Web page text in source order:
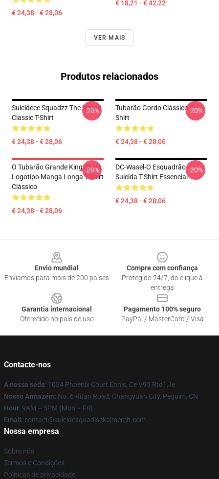
€ 24,38 - € 28,06
€ 18,21 - € 42,22
VER MAIS
Produtos relacionados
Suicideee Squadzz The Squad
Classic T-Shirt
€ 24,38 - € 28,06
-20%
Tubarão Gordo Clássico T-
Shirt
€ 24,38 - € 28,06
-20%
O Tubarão Grande King Shark
Logotipo Manga Longa T-Shirt
Clássico
€ 24,38 - € 28,06
-20%
DC-Wasel-O Esquadrão
Suicida T-Shirt Essencial
€ 24,38 - € 28,06
-20%
Envio mundial
Enviamos para mais de 200 países
Compre com confiança
Protegido 24/7, do clique à
entrega
Garantia internacional
Oferecido no país de uso
Pagamento 100% seguro
PayPal / MasterCard / Visa
Contacte-nos
A nossa sede: 1034 Phoenix Court Ennis, Ce V95 Rtd1, Ie
Nosso Armazém: No. 6 Ritan Road, Changyuan City, Pequim, CN
Hour: 9AM – 5PM (Mon – Fri)
Email : contact@suicidesquadisekaimerch.com
Nossa empresa
Sobre nós
Termos e Condições
Políticas de privacidade